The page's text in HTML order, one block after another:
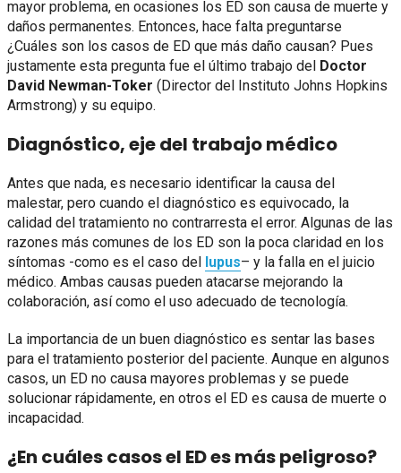
mayor problema, en ocasiones los ED son causa de muerte y
daños permanentes. Entonces, hace falta preguntarse
¿Cuáles son los casos de ED que más daño causan? Pues
justamente esta pregunta fue el último trabajo del Doctor
David Newman-Toker (Director del Instituto Johns Hopkins
Armstrong) y su equipo.
Diagnóstico, eje del trabajo médico
Antes que nada, es necesario identificar la causa del
malestar, pero cuando el diagnóstico es equivocado, la
calidad del tratamiento no contrarresta el error. Algunas de las
razones más comunes de los ED son la poca claridad en los
síntomas -como es el caso del
lupus– y la falla en el juicio
médico. Ambas causas pueden atacarse mejorando la
colaboración, así como el uso adecuado de tecnología.
La importancia de un buen diagnóstico es sentar las bases
para el tratamiento posterior del paciente. Aunque en algunos
casos, un ED no causa mayores problemas y se puede
solucionar rápidamente, en otros el ED es causa de muerte o
incapacidad.
¿En cuáles casos el ED es más peligroso?